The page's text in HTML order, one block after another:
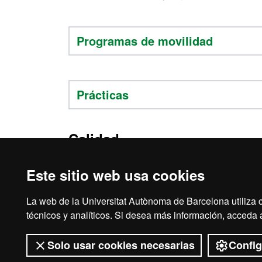
Este sitio web usa cookies
La web de la Universitat Autònoma de Barcelona utiliza
técnicos y analíticos. Si desea más información, acceda
Solo usar cookies necesarias
Programas de movilidad
Prácticas
Calidad
Aviso legal